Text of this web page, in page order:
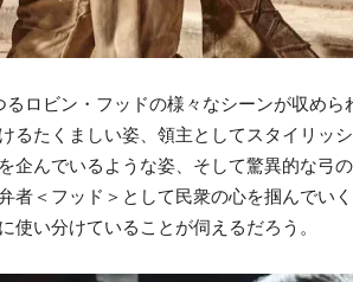
ロビン・フッドの様々なシーンが収めら
るたくましい姿、領主としてスタイリッ
企んでいるような姿、そして驚異的な弓
者＜フッド＞として民衆の心を掴んでい
い分けていることが伺えるだろう。